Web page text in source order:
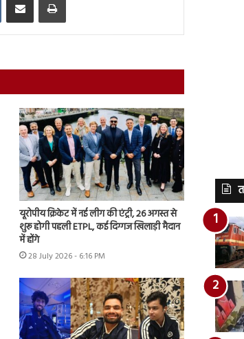
यूरोपीय क्रिकेट में नई लीग की एंट्री, 26 अगस्त से
शुरू होगी पहली ETPL, कई दिग्गज खिलाड़ी मैदान
में होंगे
28 July 2026 - 6:16 PM